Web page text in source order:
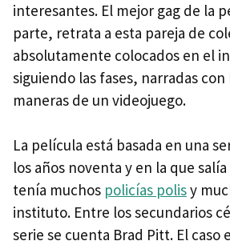
interesantes. El mejor gag de la
parte, retrata a esta pareja de
absolutamente colocados en el
siguiendo las fases, narradas con
maneras de un videojuego.
La película está basada en una
los años noventa y en la que
tenía muchos policías polisy
instituto. Entre los secundarios
serie se cuenta Brad Pitt. El caso